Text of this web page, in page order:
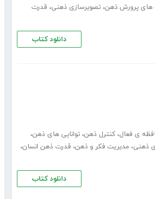
های پرورش ذهن، تصویرسازی ذهنی، قدرت
دانلود کتاب
ی فعال، کنترل ذهن، توانایی های ذهن،
ذهنی، مدیریت فکر و ذهن، قدرت ذهن انسان،
دانلود کتاب